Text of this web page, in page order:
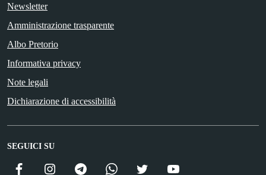
Newsletter
Amministrazione trasparente
Albo Pretorio
Informativa privacy
Note legali
Dichiarazione di accessibilità
SEGUICI SU
Facebook Instagram Telegram WhatsAppTwitter